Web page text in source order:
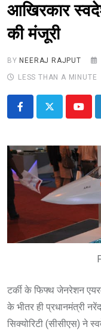
Viral
Classified
About Us
आखिरकार
की मंजूरी
BYNEERAJ RAJPUT
LESS THAN A MINUTE
टर्की के फिफ्थ जेनरेशन
के भीतर ही प्रधानमंत्री
सिक्योरिटी (सीसीएस) ने